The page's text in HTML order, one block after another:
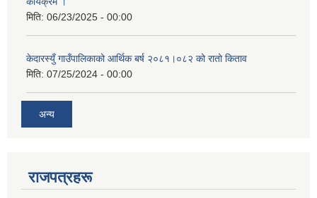
मिति: 06/23/2025 - 00:00
केदारस्युँ गाउँपालिकाको आर्थिक बर्ष २०८१।०८२ को रातो किताव
मिति: 07/25/2024 - 00:00
अन्य
राजपत्रहरू